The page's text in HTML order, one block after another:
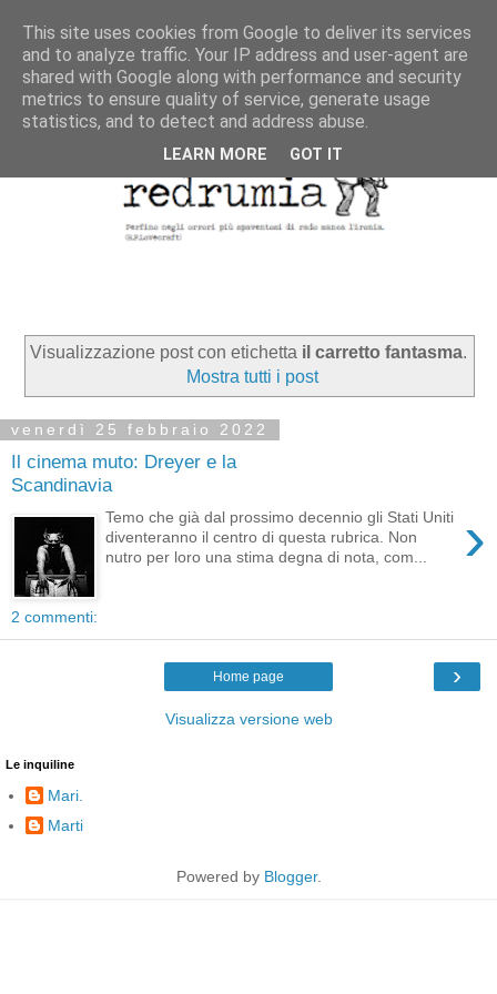
Visualizzazione post con etichetta il carretto fantasma.
Mostra tutti i post
venerdì 25 febbraio 2022
Il cinema muto: Dreyer e la
Scandinavia
›
Temo che già dal prossimo decennio gli Stati Uniti
diventeranno il centro di questa rubrica. Non
nutro per loro una stima degna di nota, com...
2 commenti:
›
Home page
Visualizza versione web
Le inquiline
Mari.
Marti
Powered by Blogger.
This site uses cookies from Google to deliver its services
and to analyze traffic. Your IP address and user-agent are
shared with Google along with performance and security
metrics to ensure quality of service, generate usage
statistics, and to detect and address abuse.
LEARN MORE GOT IT